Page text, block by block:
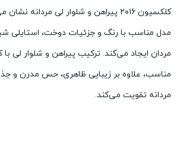
کلکسیون ۲۰۱۶ پیراهن و شلوار لی مردانه
مدل مناسب با رنگ و جزئیات دوخت، استایلی
مردان ایجاد می‌کند. ترکیب پیراهن و شلوار لی
مناسب، علاوه بر زیبایی ظاهری، حس مدرن و
مردانه تقویت می‌کند.